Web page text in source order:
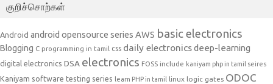
குறிச்சொற்கள்
Android android opensource series AWS basic electronics
Blogging C programming in tamil css daily electronicsdeep-learning
digital electronics DSA electronics FOSS include kaniyam php in tamil seires
Kaniyam software testing series learn PHP in tamil linux logic gates ODOC